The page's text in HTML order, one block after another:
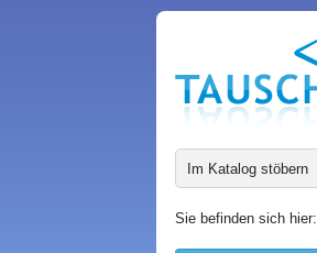
Im Katalog stöbern
Sie befinden sich hier: